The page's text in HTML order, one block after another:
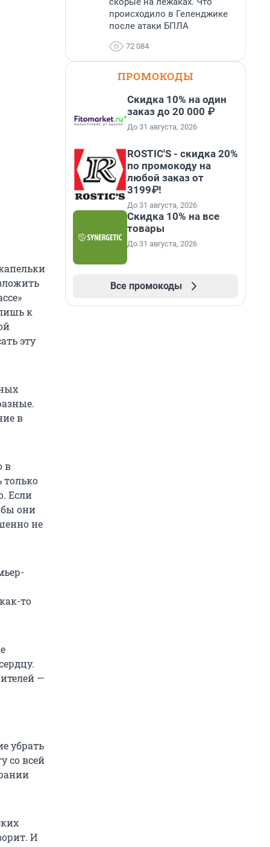
к
эту
в
в
только
Если
они
не
то
—
убрать
со всей
И
происходило в Геленджике
после атаки БПЛА
72 084
ПРОМОКОДЫ
Скидка 10% на один
заказ до 20 000 ₽
До 31 августа, 2026
ROSTIC'S - скидка 20%
по промокоду на
любой заказ от
3199₽!
До 31 августа, 2026
Скидка 10% на все
товары
До 31 августа, 2026
Все промокоды